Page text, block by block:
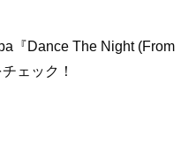
『Dance The Night (From
ェック！